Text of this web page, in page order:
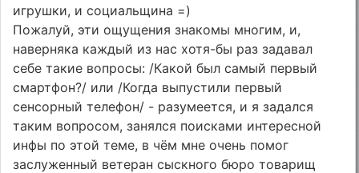
игрушки, и социальщина =)
Пожалуй, эти ощущения знакомы многим, и,
наверняка каждый из нас хотя-бы раз задавал
себе такие вопросы: /Какой был самый первый
смартфон?/ или /Когда выпустили первый
сенсорный телефон/ - разумеется, и я задался
таким вопросом, занялся поисками интересной
инфы по этой теме, в чём мне очень помог
заслуженный ветеран сыскного бюро товарищ